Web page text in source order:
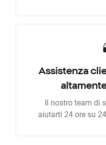
Assistenza
Il nostro team di
aiutarti 24 ore su